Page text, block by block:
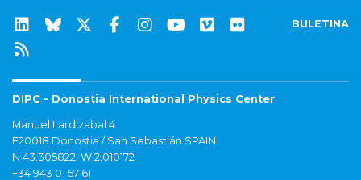
BULETINA
DIPC - Donostia International Physics Center
Manuel Lardizabal 4
E20018 Donostia / San Sebastián SPAIN
N 43.305822, W 2.010172
+34 943 01 57 61